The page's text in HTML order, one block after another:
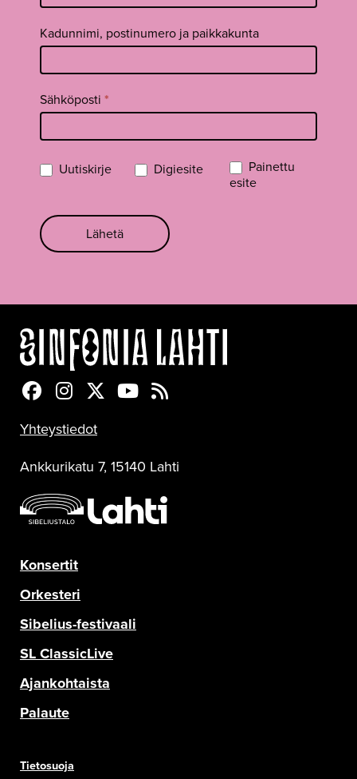
Kadunnimi, postinumero ja paikkakunta
Sähköposti *
Uutiskirje Digiesite
Painettu
esite
Lähetä
Sinfonia Lahti Facebookissa
Sinfonia Lahti Instagramissa
Sinfonia Lahti Twitterissä
Sinfonia Lahti YouTubessa
Sinfonia Lahti RSS-feed
Yhteystiedot
Ankkurikatu 7, 15140 Lahti
Konsertit
Orkesteri
Sibelius-festivaali
SL ClassicLive
Ajankohtaista
Palaute
Tietosuoja